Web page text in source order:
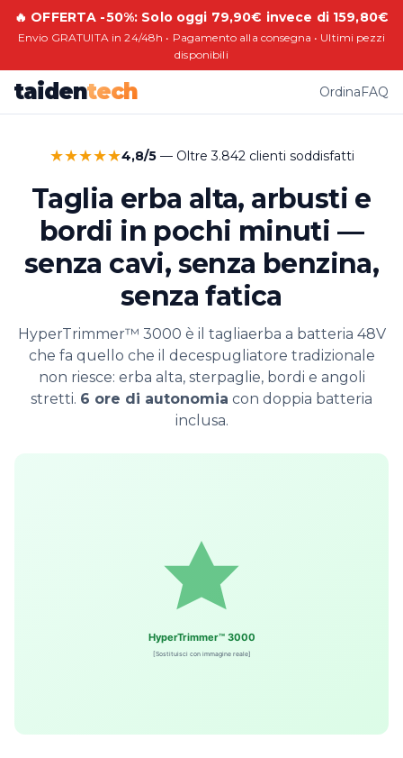
🔥 OFFERTA -50%: Solo oggi 79,90€ invece di 159,80€
Envio GRATUITA in 24/48h • Pagamento alla consegna • Ultimi pezzi
disponibili
taidentech OrdinaFAQ
★★★★★4,8/5— Oltre 3.842 clienti soddisfatti
Taglia erba alta, arbusti e
bordi in pochi minuti —
senza cavi, senza benzina,
senza fatica
HyperTrimmer™ 3000 è il tagliaerba a batteria 48V
che fa quello che il decespugliatore tradizionale
non riesce: erba alta, sterpaglie, bordi e angoli
stretti. 6 ore di autonomia con doppia batteria
inclusa.